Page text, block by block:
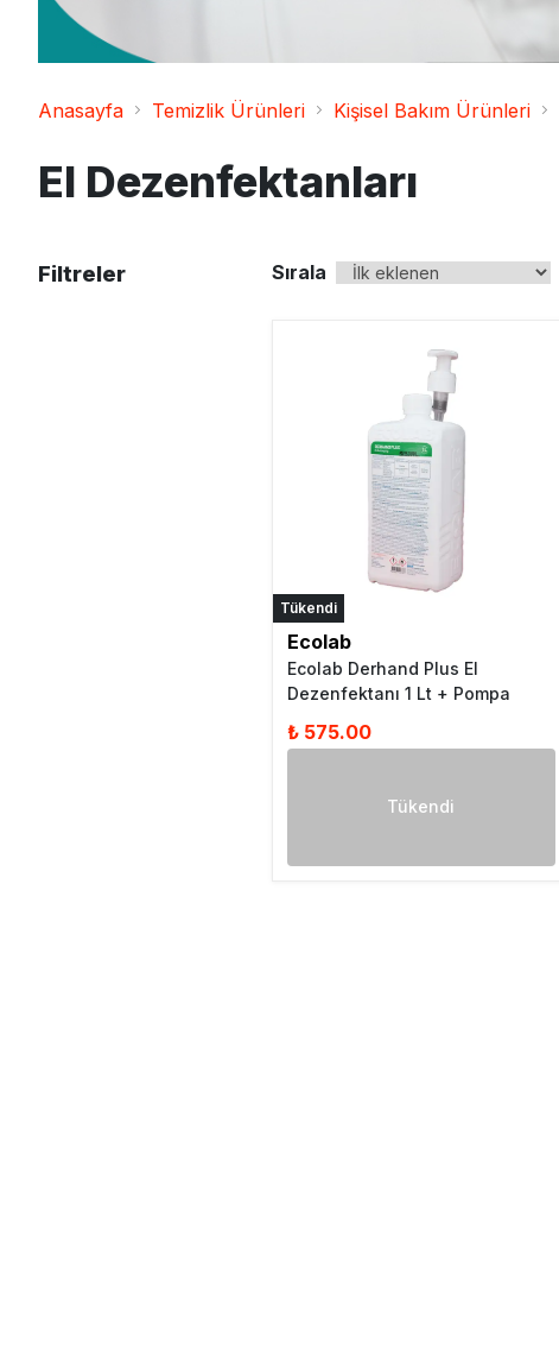
Ahşap ve Mobilya
Temizleyici
Temizlik Bezleri
Galoş Bone ve Önlük
Diğer
Anasayfa Temizlik Ürünleri Kişisel Bakım Ürünleri
El Dezenfektanları
Filtreler Sırala
Tükendi
Ecolab
Ecolab Derhand Plus El
Dezenfektanı 1 Lt + Pompa
₺ 575.00
Tükendi